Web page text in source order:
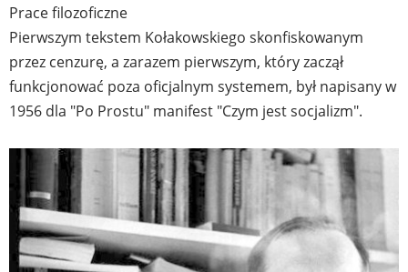
Prace filozoficzne
Pierwszym tekstem Kołakowskiego skonfiskowanym
przez cenzurę, a zarazem pierwszym, który zaczął
funkcjonować poza oficjalnym systemem, był napisany w
1956 dla "Po Prostu" manifest "Czym jest socjalizm".